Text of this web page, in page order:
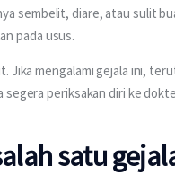
sembelit, diare, atau sulit
pada usus.
Jika mengalami gejala ini,
periksakan diri ke
satu